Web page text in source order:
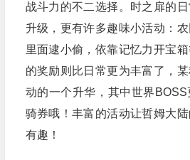
战斗力的不二选择。时之扉的
升级，更有许多趣味小活动：
里面逮小偷，依靠记忆力开宝
的奖励则比日常更为丰富了，
动的一个升华，其中世界
骑券哦！丰富的活动让哲姆大
有趣！